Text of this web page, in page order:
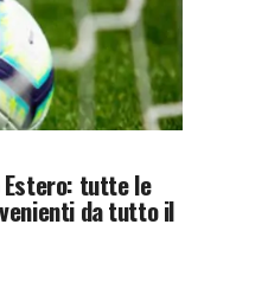
tutte le
da tutto il